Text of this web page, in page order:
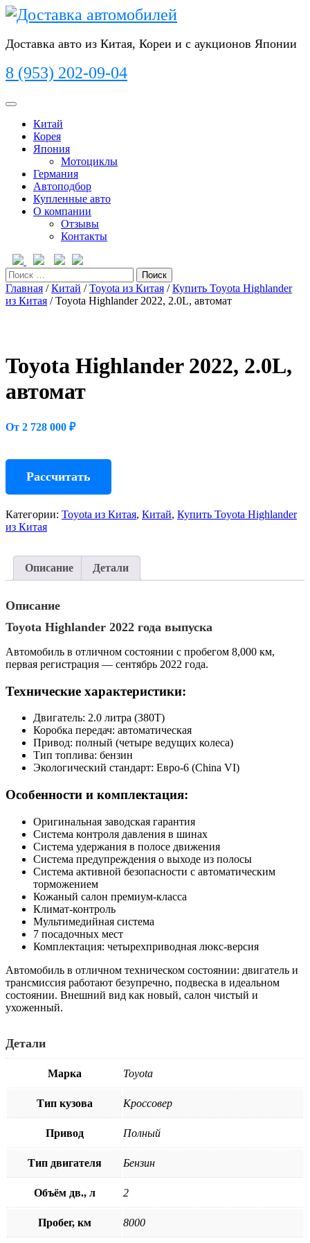
Перейти
Доставка авто из Китая, Кореи и с аукционов Японии
8 (953) 202-09-04
Кнопка
ОткрытьКитай
Корея
Япония
Мотоциклы
Германия
Автоподбор
Купленные авто
О компании
Отзывы
Контакты
Кнопка
Закрыть
Поиск
Главная /Китай /Toyota из Китая /Купить Toyota Highlander
из Китая / Toyota Highlander 2022, 2.0L, автомат
Toyota Highlander 2022, 2.0L,
автомат
От 2 728 000 ₽
Рассчитать
Категории: Toyota из Китая, Китай, Купить Toyota Highlander
из Китая
Описание Детали
Описание
Toyota Highlander 2022 года выпуска
Автомобиль в отличном состоянии с пробегом 8,000 км,
первая регистрация — сентябрь 2022 года.
Технические характеристики:
Двигатель: 2.0 литра (380T)
Коробка передач: автоматическая
Привод: полный (четыре ведущих колеса)
Тип топлива: бензин
Экологический стандарт: Евро-6 (China VI)
Особенности и комплектация:
Оригинальная заводская гарантия
Система контроля давления в шинах
Система удержания в полосе движения
Система предупреждения о выходе из полосы
Система активной безопасности с автоматическим
торможением
Кожаный салон премиум-класса
Климат-контроль
Мультимедийная система
7 посадочных мест
Комплектация: четырехприводная люкс-версия
Автомобиль в отличном техническом состоянии: двигатель и
трансмиссия работают безупречно, подвеска в идеальном
состоянии. Внешний вид как новый, салон чистый и
ухоженный.
Детали
Марка Toyota
Тип кузова Кроссовер
Привод Полный
Тип двигателя Бензин
Объём дв., л 2
Пробег, км 8000